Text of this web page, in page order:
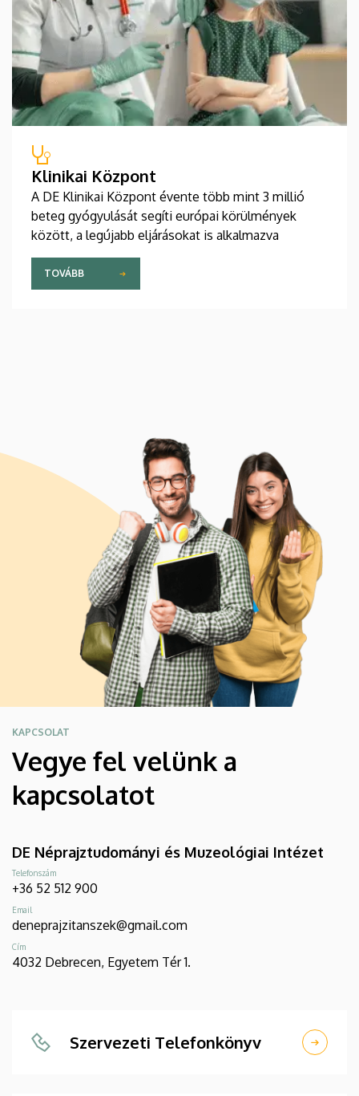
Klinikai Központ
A DE Klinikai Központ évente több mint 3 millió
beteg gyógyulását segíti európai körülmények
között, a legújabb eljárásokat is alkalmazva
TOVÁBB
KAPCSOLAT
Vegye fel velünk a
kapcsolatot
DE Néprajztudományi és Muzeológiai Intézet
Telefonszám
+36 52 512 900
Email
deneprajzitanszek@gmail.com
Cím
4032 Debrecen, Egyetem Tér 1.
Szervezeti Telefonkönyv